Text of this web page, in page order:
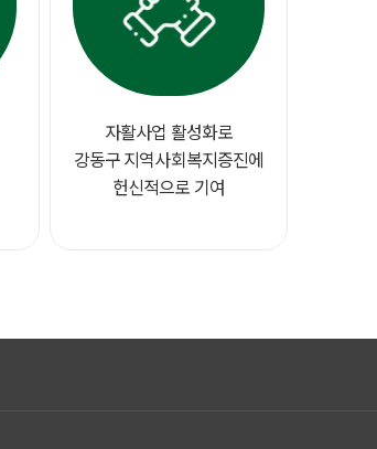
자활사업 활성화로
강동구 지역사회복지증진에
헌신적으로 기여